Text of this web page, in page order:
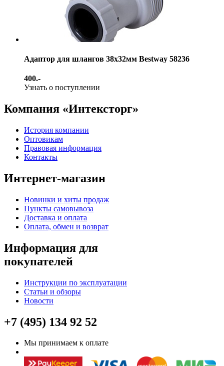
Адаптор для шлангов 38х32мм Bestway 58236
400.-
Узнать о поступлении
Компания «Интексторг»
История компании
Оптовикам
Правовая информация
Контакты
Интернет-магазин
Новинки и хиты продаж
Пункты самовывоза
Доставка и оплата
Оплата, обмен и возврат
Информация для
покупателей
Инструкции по эксплуатации
Статьи и обзоры
Новости
+7 (495) 134 92 52
Мы принимаем к оплате